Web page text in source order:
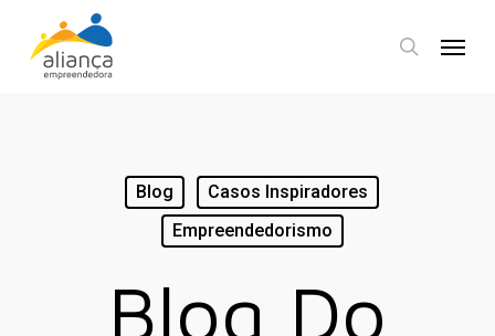
search
Blog
Casos Inspiradores
Empreendedorismo
Blog Do